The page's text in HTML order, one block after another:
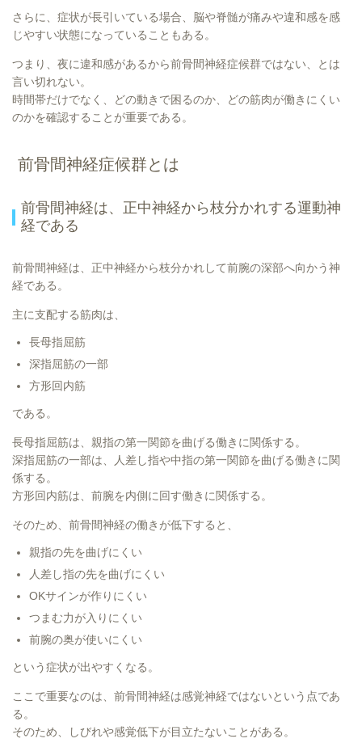
さらに、症状が長引いている場合、脳や脊髄が痛みや違和感を感
じやすい状態になっていることもある。
つまり、夜に違和感があるから前骨間神経症候群ではない、とは
言い切れない。
時間帯だけでなく、どの動きで困るのか、どの筋肉が働きにくい
のかを確認することが重要である。
前骨間神経症候群とは
前骨間神経は、正中神経から枝分かれする運動神
経である
前骨間神経は、正中神経から枝分かれして前腕の深部へ向かう神
経である。
主に支配する筋肉は、
長母指屈筋
深指屈筋の一部
方形回内筋
である。
長母指屈筋は、親指の第一関節を曲げる働きに関係する。
深指屈筋の一部は、人差し指や中指の第一関節を曲げる働きに関
係する。
方形回内筋は、前腕を内側に回す働きに関係する。
そのため、前骨間神経の働きが低下すると、
親指の先を曲げにくい
人差し指の先を曲げにくい
OKサインが作りにくい
つまむ力が入りにくい
前腕の奥が使いにくい
という症状が出やすくなる。
ここで重要なのは、前骨間神経は感覚神経ではないという点であ
る。
そのため、しびれや感覚低下が目立たないことがある。